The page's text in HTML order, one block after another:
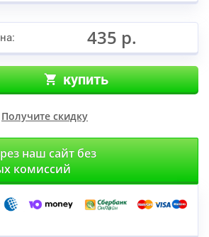
435 р.
купить
Получите скидку
наш сайт без
комиссий